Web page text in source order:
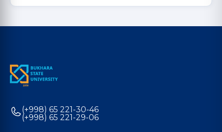
(+998) 65 221-30-46
(+998) 65 221-29-06